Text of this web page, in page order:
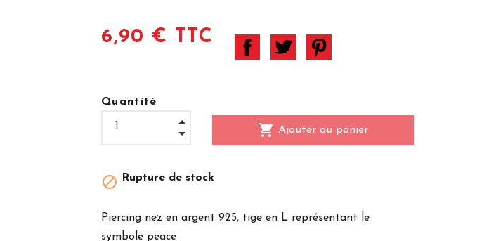
6,90 € TTC
Quantité
shopping_cart Ajouter au panier
 Rupture de stock
Piercing nez en argent 925, tige en L représentant le
symbole peace